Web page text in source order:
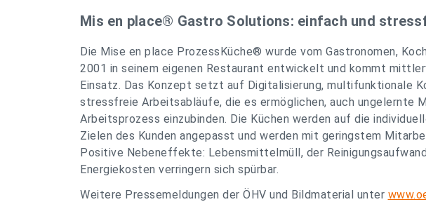
Mis en place® Gastro Solutions: einfach und
Die Mise en place ProzessKüche® wurde vom Gastronomen,
2001 in seinem eigenen Restaurant entwickelt und kommt
Einsatz. Das Konzept setzt auf Digitalisierung, multifunktionale
stressfreie Arbeitsabläufe, die es ermöglichen, auch ungelernte
Arbeitsprozess einzubinden. Die Küchen werden auf die
Zielen des Kunden angepasst und werden mit geringstem
Positive Nebeneffekte: Lebensmittelmüll, der
Energiekosten verringern sich spürbar.
Weitere Pressemeldungen der ÖHV und Bildmaterial unter